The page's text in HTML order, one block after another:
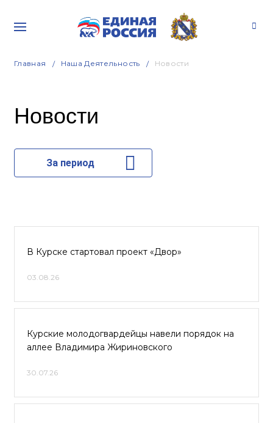
Главная Наша Деятельность Новости
Новости
За период
В Курске стартовал проект «Двор»
03.08.26
Курские молодогвардейцы навели порядок на
аллее Владимира Жириновского
30.07.26